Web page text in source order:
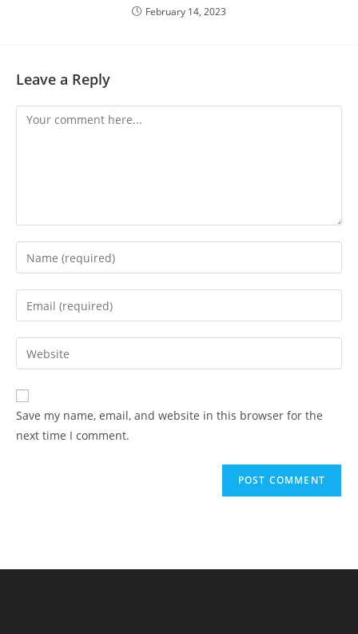
February 14, 2023
Leave a Reply
Save my name, email, and website in this browser for the
next time I comment.